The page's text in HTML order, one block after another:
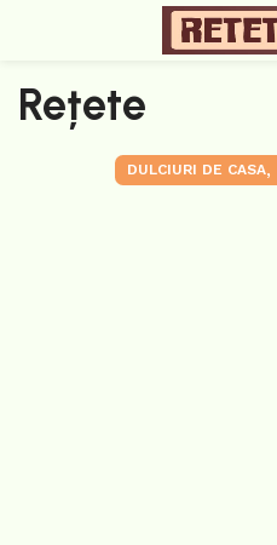
Rețete
DULCIURI DE CASA,